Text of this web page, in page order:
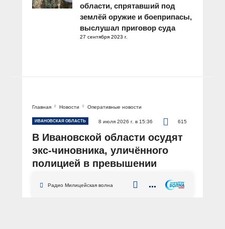
области, спрятавший под
землёй оружие и боеприпасы,
выслушал приговор суда
27 сентября 2023 г.
Главная Новости Оперативные новости
ИВАНОВСКАЯ ОБЛАСТЬ 8 июля 2026 г. в 15:36 615
В Ивановской области осудят
экс-чиновника, уличённого
полицией в превышении
Радио Милицейская волна